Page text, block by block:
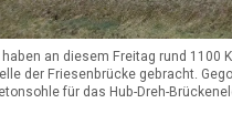
an diesem Freitag rund 1100
der Friesenbrücke gebracht.
für das Hub-Dreh-